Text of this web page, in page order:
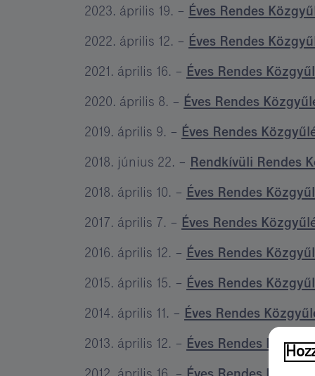
2023. április 19. – Éves Rendes
2022. április 12. – Éves Rendes
2021. április 16. – Éves Rendes
2020. április 8. – Éves Rendes
2019. április 9. – Éves Rendes
2018. június 22. – Rendkívüli Rendes
2018. április 10. – Éves Rendes
2017. április 7. – Éves Rendes
2016. április 12. – Éves Rendes
2015. április 15. – Éves Rendes
2014. április 11. – Éves Rendes
2013. április 12. – Éves Rendes